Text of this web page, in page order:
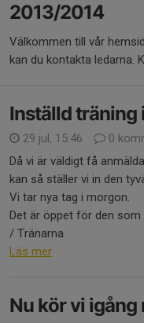
2013/2014
Välkommen till vår
kan du kontakta ledarna.
Inställd träning
29 jul, 15:46
0
Då vi är väldigt få
kan så ställer vi in den
Vi tar nya tag i morgon.
Det är öppet för den
/ Tränarna
Läs mer
Nu kör vi